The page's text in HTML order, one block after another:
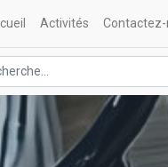
Activités Contactez-